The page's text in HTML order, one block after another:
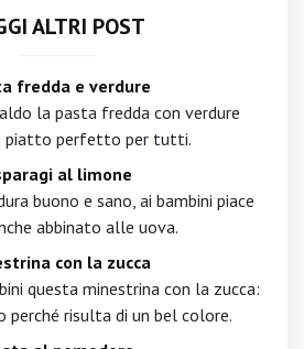
ALTRI POST
fredda e verdure
la pasta fredda con verdure
piatto perfetto per tutti.
al limone
buono e sano, ai bambini piace
abbinato alle uova.
con la zucca
questa minestrina con la zucca:
perché risulta di un bel colore.